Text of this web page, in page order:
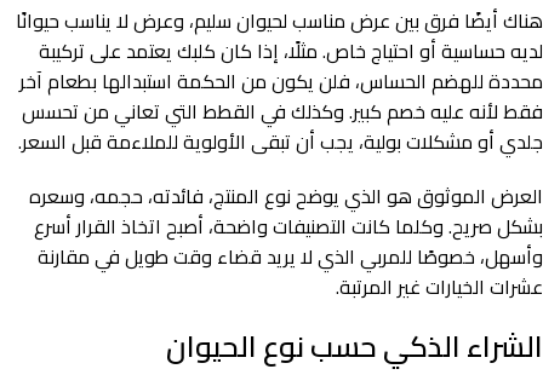
هناك أيضًا فرق بين عرض مناسب لحيوان سليم، وعرض لا يناسب حيوانًا
لديه حساسية أو احتياج خاص. مثلًا، إذا كان كلبك يعتمد على تركيبة
محددة للهضم الحساس، فلن يكون من الحكمة استبدالها بطعام آخر
فقط لأنه عليه خصم كبير. وكذلك في القطط التي تعاني من تحسس
جلدي أو مشكلات بولية، يجب أن تبقى الأولوية للملاءمة قبل السعر.
العرض الموثوق هو الذي يوضح نوع المنتج، فائدته، حجمه، وسعره
بشكل صريح. وكلما كانت التصنيفات واضحة، أصبح اتخاذ القرار أسرع
وأسهل، خصوصًا للمربي الذي لا يريد قضاء وقت طويل في مقارنة
عشرات الخيارات غير المرتبة.
الشراء الذكي حسب نوع الحيوان